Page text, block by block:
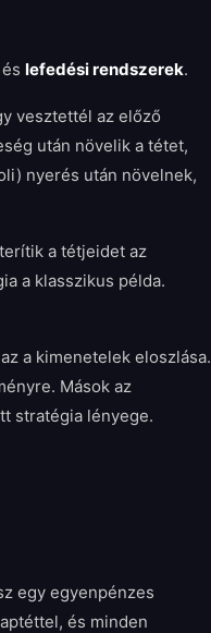
és lefedési rendszerek.
vesztettél az előző
után növelik a tétet,
nyerés után növelnek,
a tétjeidet az
a klasszikus példa.
a kimenetelek eloszlása.
Mások az
stratégia lényege.
egy egyenpénzes
és minden